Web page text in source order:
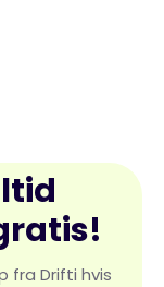
fra Drifti hvis